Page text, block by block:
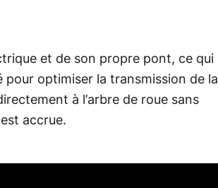
et de son propre pont, ce qui
optimiser la transmission de la
à l’arbre de roue sans
accrue.